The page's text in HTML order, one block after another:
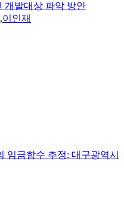
개발대상 파악 방안
,이인재
임금함수 추정: 대구광역시